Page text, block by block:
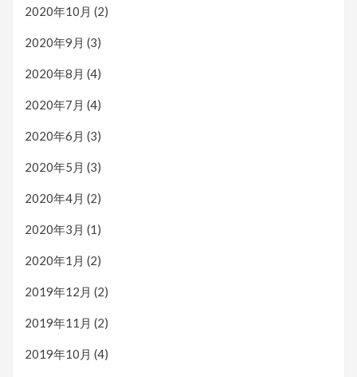
2020年10月 (2)
2020年9月 (3)
2020年8月 (4)
2020年7月 (4)
2020年6月 (3)
2020年5月 (3)
2020年4月 (2)
2020年3月 (1)
2020年1月 (2)
2019年12月 (2)
2019年11月 (2)
2019年10月 (4)